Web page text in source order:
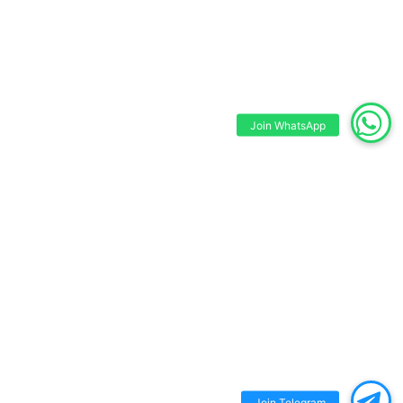
Join WhatsApp